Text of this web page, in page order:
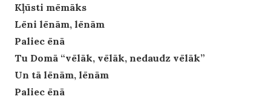
Kļūsti mēmāks
Lēni lēnām, lēnām
Paliec ēnā
Tu Domā “vēlāk, vēlāk, nedaudz vēlāk”
Un tā lēnām, lēnām
Paliec ēnā